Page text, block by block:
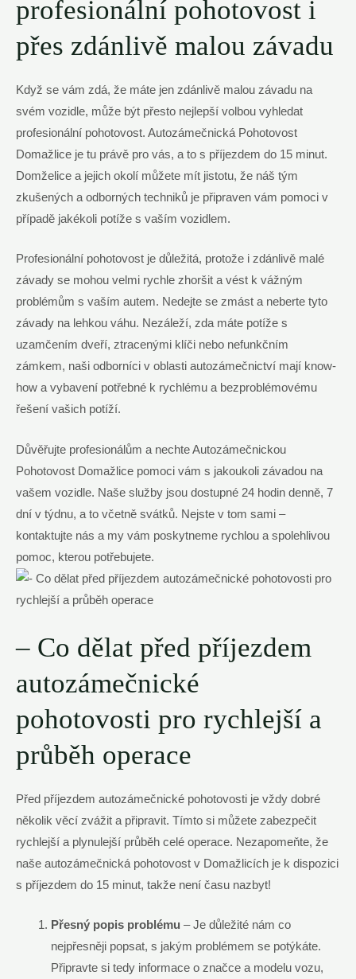
profesionální pohotovost i
přes zdánlivě malou závadu
Když se vám zdá, že máte jen zdánlivě malou závadu na
svém vozidle, může být přesto nejlepší volbou vyhledat
profesionální pohotovost. Autozámečnická Pohotovost
Domažlice je tu právě pro vás, a to s příjezdem do 15 minut.
Domželice a jejich okolí můžete mít jistotu, že náš tým
zkušených a odborných techniků je připraven vám pomoci v
případě jakékoli potíže s vaším vozidlem.
Profesionální pohotovost je důležitá, protože i zdánlivě malé
závady se mohou velmi rychle zhoršit a vést k vážným
problémům s vaším autem. Nedejte se zmást a neberte tyto
závady na lehkou váhu. Nezáleží, zda máte potíže s
uzamčením dveří, ztracenými klíči nebo nefunkčním
zámkem, naši odborníci v oblasti autozámečnictví mají know-
how a vybavení potřebné k rychlému a bezproblémovému
řešení vašich potíží.
Důvěřujte profesionálům a nechte Autozámečnickou
Pohotovost Domažlice pomoci vám s jakoukoli závadou na
vašem vozidle. Naše služby jsou dostupné 24 hodin denně, 7
dní v týdnu, a to včetně svátků. Nejste v tom sami –
kontaktujte nás a my vám poskytneme rychlou a spolehlivou
pomoc, kterou potřebujete.
– Co dělat před příjezdem
autozámečnické
pohotovosti pro rychlejší a
průběh operace
Před příjezdem autozámečnické pohotovosti je vždy dobré
několik věcí zvážit a připravit. Tímto si můžete zabezpečit
rychlejší a plynulejší průběh celé operace. Nezapomeňte, že
naše autozámečnická pohotovost v Domažlicích je k dispozici
s příjezdem do 15 minut, takže není času nazbyt!
Přesný popis problému – Je důležité nám co
nejpřesněji popsat, s jakým problémem se potýkáte.
Připravte si tedy informace o značce a modelu vozu,